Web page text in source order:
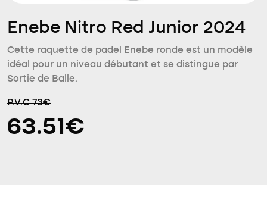
Enebe Nitro Red Junior 2024
Cette raquette de padel Enebe ronde est un modèle
idéal pour un niveau débutant et se distingue par
Sortie de Balle.
P.V.C 73€
63.51€